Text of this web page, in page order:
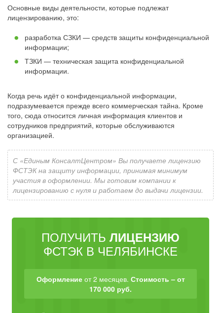
Основные виды деятельности, которые подлежат
лицензированию, это:
разработка СЗКИ — средств защиты конфиденциальной
информации;
ТЗКИ — техническая защита конфиденциальной
информации.
Когда речь идёт о конфиденциальной информации,
подразумевается прежде всего коммерческая тайна. Кроме
того, сюда относится личная информация клиентов и
сотрудников предприятий, которые обслуживаются
организацией.
С «Единым КонсалтЦентром» Вы получаете лицензию
ФСТЭК на защиту информации, принимая минимум
участия в оформлении. Мы готовим компании к
лицензированию с нуля и работаем до выдачи лицензии.
ПОЛУЧИТЬ ЛИЦЕНЗИЮ
ФСТЭК В ЧЕЛЯБИНСКЕ
Оформлениеот 2 месяцев. Стоимость – от
170 000 руб.